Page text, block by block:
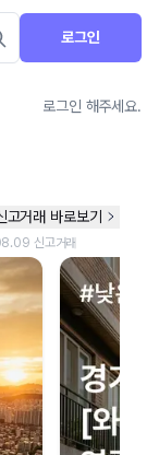
로그인
로그인 해주세요.